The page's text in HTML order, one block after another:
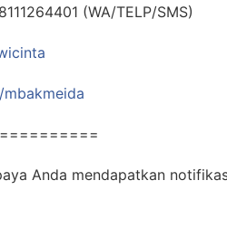
(WA/TELP/SMS)
Anda mendapatkan